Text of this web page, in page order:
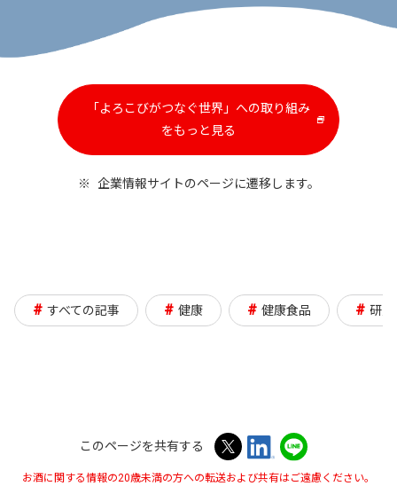
「よろこびがつなぐ世界」への取り組み
をもっと見る
新
し
で
開
※ 企業情報サイトのページに遷移します。
# すべての記事 # 健康 # 健康食品 # 研究
このページを共有する
お酒に関する情報の20歳未満の方への転送および共有はご遠慮ください。